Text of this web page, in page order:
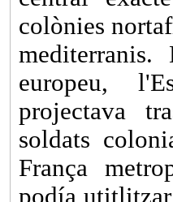
colònies
europeu,
projectava
soldats
França
podía